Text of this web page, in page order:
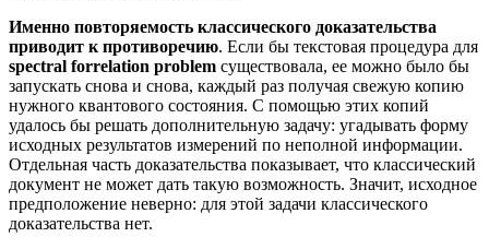
Именно повторяемость классического доказательства
приводит к противоречию. Если бы текстовая процедура для
spectral forrelation problem существовала, ее можно было бы
запускать снова и снова, каждый раз получая свежую копию
нужного квантового состояния. С помощью этих копий
удалось бы решать дополнительную задачу: угадывать форму
исходных результатов измерений по неполной информации.
Отдельная часть доказательства показывает, что классический
документ не может дать такую возможность. Значит, исходное
предположение неверно: для этой задачи классического
доказательства нет.